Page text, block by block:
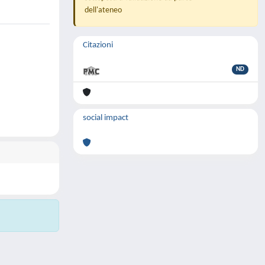
dell'ateneo
Citazioni
ND
social impact